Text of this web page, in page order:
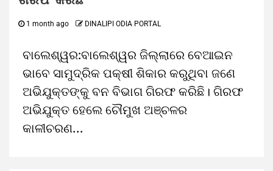
1 month ago DINALIPI ODIA PORTAL
ବାଲେଶ୍ୱର:ବାଲେଶ୍ୱର ଜିଲ୍ଲାରେ ବେଆଇନ
ଭାବେ ସାମୁଦ୍ରିକ ପକ୍ଷୀ ଶିକାର କରୁଥିବା ଜଣେ
ଅଭିଯୁକ୍ତଙ୍କୁ ବନ ବିଭାଗ ଗିରଫ କରିଛି। ଗିରଫ
ଅଭିଯୁକ୍ତ ହେଲେ ଚୌମୁଖ ଅଞ୍ଚଳର
କାଳୀଚରଣ...